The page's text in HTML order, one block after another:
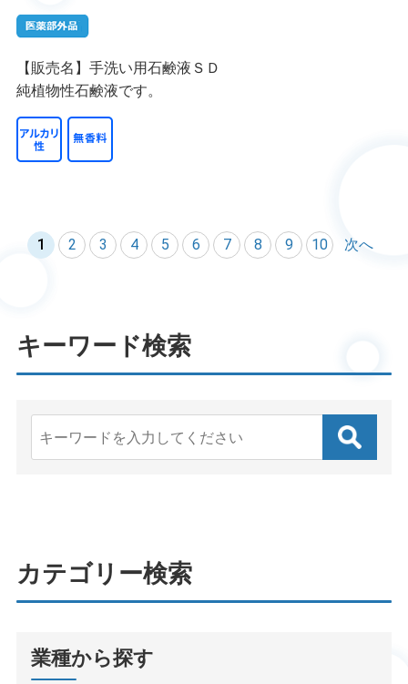
【販売名】手洗い用石鹸液ＳＤ
純植物性石鹸液です。
1 2 3 4 5 6 7 8 9 10 次へ
キーワード検索
カテゴリー検索
業種から探す